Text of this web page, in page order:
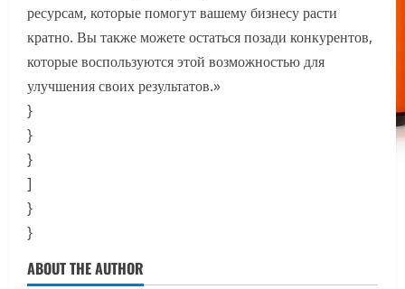
ресурсам, которые помогут вашему бизнесу расти
кратно. Вы также можете остаться позади конкурентов,
которые воспользуются этой возможностью для
улучшения своих результатов.»
}
}
}
]
}
}
ABOUT THE AUTHOR